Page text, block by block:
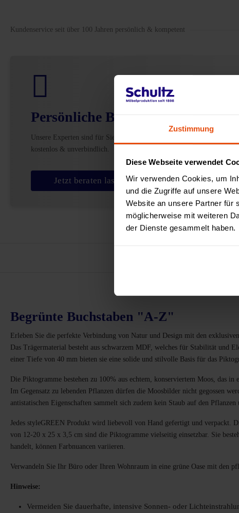
Zustimmung
Diese Webseite verwendet
Wir verwenden Cookies, um
und die Zugriffe auf unsere
Website an unsere Partner für
möglicherweise mit weiteren
der Dienste gesammelt haben.
Kundenservice seit über 100 Jahren persönlich & kompetent
Persönliche Beratung
Unsere Experten sind für Sie da –
kostenlos & unverbindlich.
Jetzt beraten lassen
Begrünte Buchstaben "A-Z"
Erleben Sie die perfekte Verbindung von Natur und Design mit den
Das Trägermaterial besteht aus schwarzem MDF, welches für Stabilität
einer Tiefe von 40 mm bieten sie eine solide und stilvolle Basis für das
Die Piktogramme bestehen zu 100% aus echtem, konserviertem Moos, das
Im Gegensatz zu lebenden Pflanzen dürfen die Moosbilder nicht gegossen
antistatischen Eigenschaften sammelt sich zudem kein Staub auf den Pflanzen
Jedes styleGREEN Produkt wird liebevoll von Hand gefertigt und verpackt.
von 12-20 x 25 x 3,5 cm sind die Piktogramme vielseitig einsetzbar. Sie
handelt, können Farbnuancen variieren.
Verwandeln Sie Ihr Büro oder Ihren Wohnraum in eine grüne Oase mit den
Hinweise:
Vermeiden Sie dauerhafte, intensive Sonnen- oder